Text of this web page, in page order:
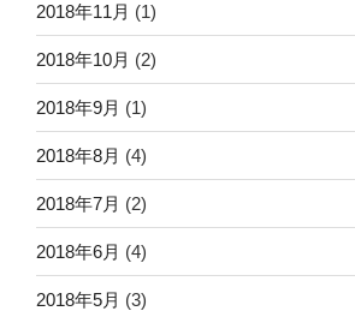
2018年11月 (1)
2018年10月 (2)
2018年9月 (1)
2018年8月 (4)
2018年7月 (2)
2018年6月 (4)
2018年5月 (3)